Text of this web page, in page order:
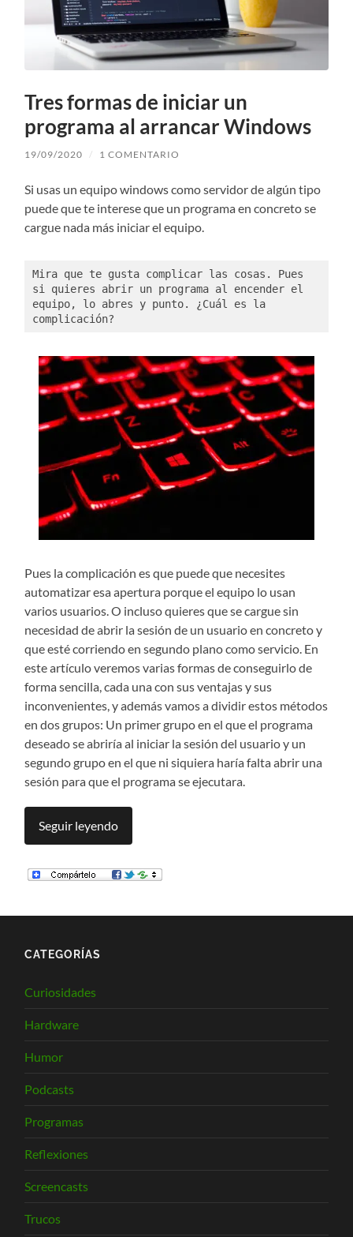
Tres formas de iniciar un
programa al arrancar Windows
19/09/2020 / 1 COMENTARIO
Si usas un equipo windows como servidor de algún tipo
puede que te interese que un programa en concreto se
cargue nada más iniciar el equipo.
Mira que te gusta complicar las cosas. Pues
si quieres abrir un programa al encender el
equipo, lo abres y punto. ¿Cuál es la
complicación?
Pues la complicación es que puede que necesites
automatizar esa apertura porque el equipo lo usan
varios usuarios. O incluso quieres que se cargue sin
necesidad de abrir la sesión de un usuario en concreto y
que esté corriendo en segundo plano como servicio. En
este artículo veremos varias formas de conseguirlo de
forma sencilla, cada una con sus ventajas y sus
inconvenientes, y además vamos a dividir estos métodos
en dos grupos: Un primer grupo en el que el programa
deseado se abriría al iniciar la sesión del usuario y un
segundo grupo en el que ni siquiera haría falta abrir una
sesión para que el programa se ejecutara.
Seguir leyendo
CATEGORÍAS
Curiosidades
Hardware
Humor
Podcasts
Programas
Reflexiones
Screencasts
Trucos